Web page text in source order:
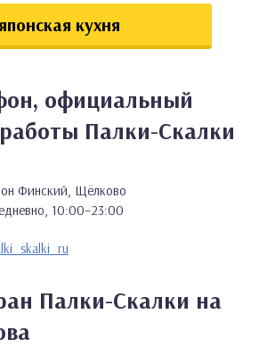
японская кухня
официальный
Палки-Скалки
Финский, Щёлково
10:00–23:00
Палки-Скалки на